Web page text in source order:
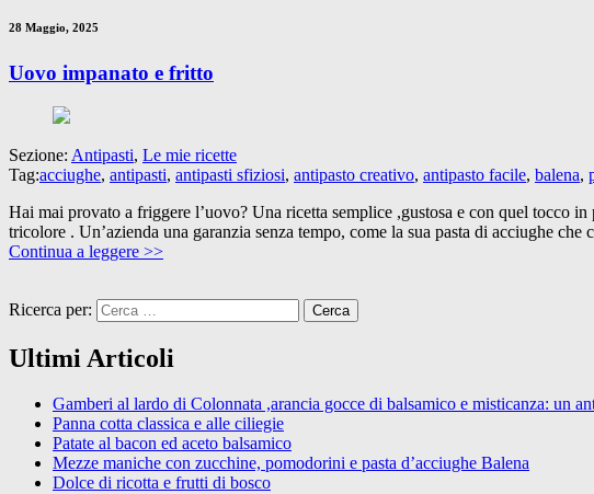
28 Maggio, 2025
Uovo impanato e fritto
Sezione: Antipasti, Le mie ricette
Tag:acciughe, antipasti, antipasti sfiziosi, antipasto creativo, antipasto facile, balena,
Hai mai provato a friggere l’uovo? Una ricetta semplice ,gustosa e con quel tocco
tricolore . Un’azienda una garanzia senza tempo, come la sua pasta di acciughe
Continua a leggere >>
Ricerca per:
Ultimi Articoli
Gamberi al lardo di Colonnata ,arancia gocce di balsamico e misticanza: un
Panna cotta classica e alle ciliegie
Patate al bacon ed aceto balsamico
Mezze maniche con zucchine, pomodorini e pasta d’acciughe Balena
Dolce di ricotta e frutti di bosco